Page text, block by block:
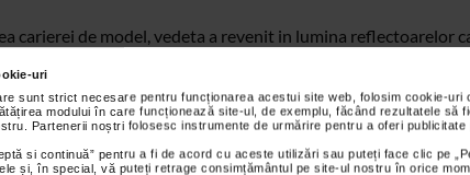
uri
sunt strict necesare pentru funcționarea acestui site web, folosim cookie-
modului în care funcționează site-ul, de exemplu, făcând rezultatele să
Partenerii noștri folosesc instrumente de urmărire pentru a oferi
si continuă” pentru a fi de acord cu aceste utilizări sau puteți face clic pe
și, în special, vă puteți retrage consimțământul pe site-ul nostru în orice
carierei de model, vedeta a revenit in lumina reflectoarelor
si extravaganta ca pe vremea in care activa in industrie
a fost cu atat mai spectaculos cu cat prezentarea a avut
frumoasa Dorina Vasilashko.